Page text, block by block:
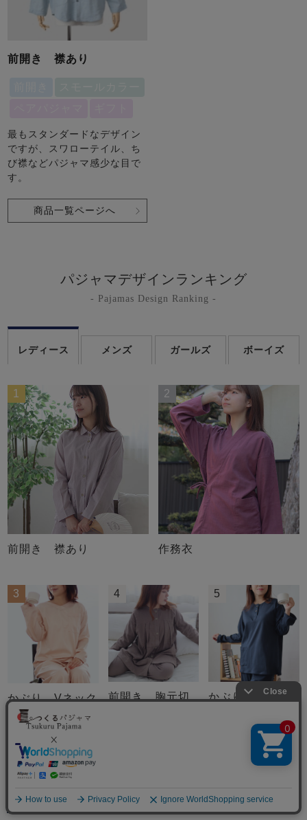
メニュー
前開き 襟あり
最もスタンダードなデザイン
ですが、スワローテイル、ち
び襟などパジャマ感少な目で
す。
商品一覧ページへ
パジャマデザインランキング
- Pajamas Design Ranking -
レディース メンズ ガールズ ボーイズ
1
前開き 襟あり
2
作務衣
3
かぶり Vネック
4
前開き 胸元切
5
かぶり ヘンリー